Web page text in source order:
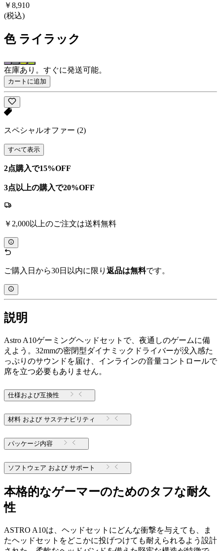
￥8,910
(税込)
色 ライラック
在庫あり。すぐに発送可能。
カートに追加
スペシャルオファー (2)
すべて表示
2点購入で15%OFF
3点以上の購入で20%OFF
￥2,000以上のご注文は送料無料
ご購入日から30日以内に限り 返品は無料です。
説明
Astro A10ゲーミングヘッドセットで、夜通しのゲームに備
えよう。32mmの密閉型ダイナミックドライバーが没入感た
っぷりのサウンドを届け、インラインの音量コントロールで
席を立つ必要もありません。
仕様および互換性
材料 および サステナビリティ
パッケージ内容
ソフトウェア および サポート
本格的なゲーマーのためのタフな耐久
性
ASTRO A10は、ヘッドセットにどんな衝撃を与えても、ま
たヘッドセットをどこかに投げつけても耐えられるよう設計